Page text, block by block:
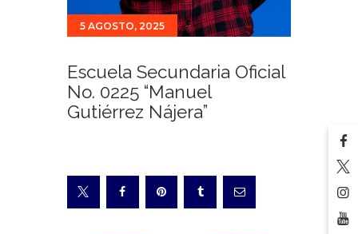
5 AGOSTO, 2025
Escuela Secundaria Oficial
No. 0225 “Manuel
Gutiérrez Nájera”